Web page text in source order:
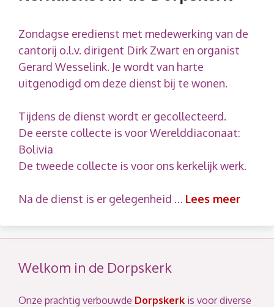
Zondagse eredienst met medewerking van de
cantorij o.l.v. dirigent Dirk Zwart en organist
Gerard Wesselink. Je wordt van harte
uitgenodigd om deze dienst bij te wonen.
Tijdens de dienst wordt er gecollecteerd.
De eerste collecte is voor Werelddiaconaat:
Bolivia
De tweede collecte is voor ons kerkelijk werk.
Na de dienst is er gelegenheid … Lees meer
Welkom in de Dorpskerk
Onze prachtig verbouwde Dorpskerk is voor diverse